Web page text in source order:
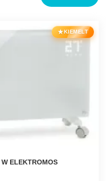
★KIEMELT
ELEKTROMOS